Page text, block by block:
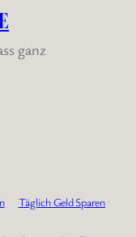
ganz
Täglich Geld Sparen